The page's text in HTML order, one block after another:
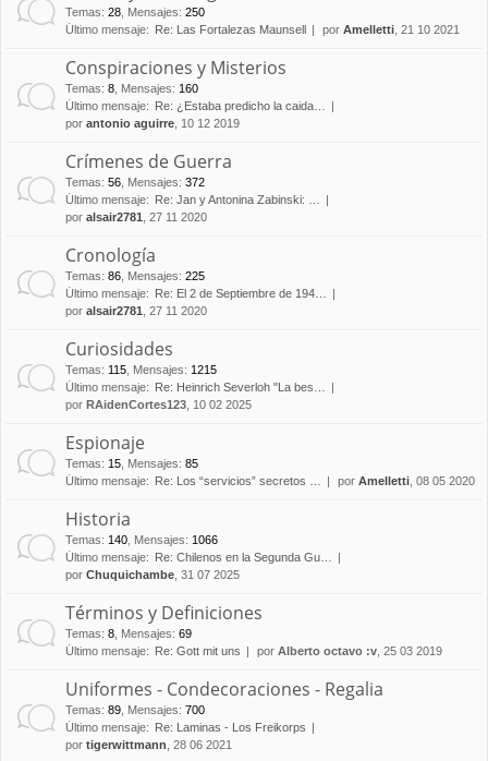
Temas: 28 Mensajes: 250
Último mensaje:
Re: Las Fortalezas Maunsell por Amelletti , 21 10 2021
Conspiraciones y Misterios
Temas: 8 Mensajes: 160
Último mensaje:
Re: ¿Estaba predicho la caida…
por antonio aguirre , 10 12 2019
Crímenes de Guerra
Temas: 56 Mensajes: 372
Último mensaje:
Re: Jan y Antonina Zabinski: …
por alsair2781 , 27 11 2020
Cronología
Temas: 86 Mensajes: 225
Último mensaje:
Re: El 2 de Septiembre de 194…
por alsair2781 , 27 11 2020
Curiosidades
Temas: 115 Mensajes: 1215
Último mensaje:
Re: Heinrich Severloh "La bes…
por RAidenCortes123 , 10 02 2025
Espionaje
Temas: 15 Mensajes: 85
Último mensaje:
Re: Los “servicios” secretos … por Amelletti , 08 05 2020
Historia
Temas: 140 Mensajes: 1066
Último mensaje:
Re: Chilenos en la Segunda Gu…
por Chuquichambe , 31 07 2025
Términos y Definiciones
Temas: 8 Mensajes: 69
Último mensaje:
Re: Gott mit uns por Alberto octavo :v , 25 03 2019
Uniformes - Condecoraciones - Regalia
Temas: 89 Mensajes: 700
Último mensaje:
Re: Laminas - Los Freikorps
por tigerwittmann , 28 06 2021